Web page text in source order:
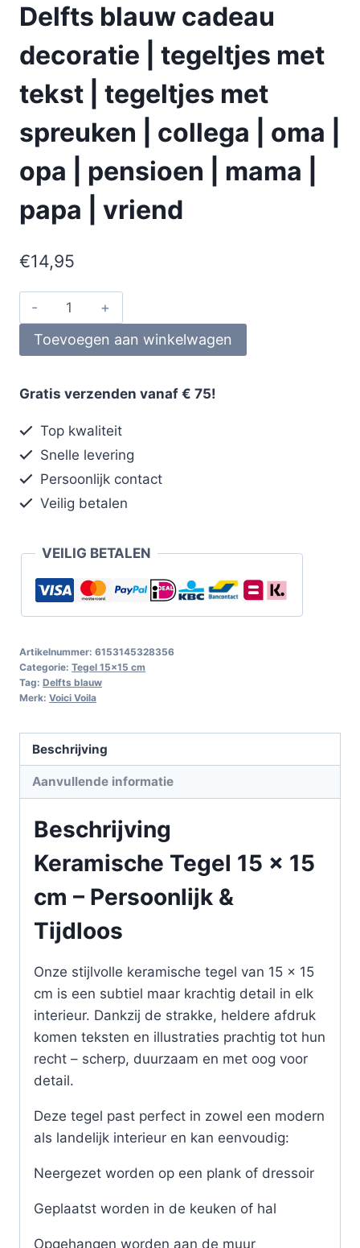
Delfts blauw cadeau
decoratie | tegeltjes met
tekst | tegeltjes met
spreuken | collega | oma |
opa | pensioen | mama |
papa | vriend
€14,95
Toevoegen aan winkelwagen
Gratis verzenden vanaf € 75!
Top kwaliteit
Snelle levering
Persoonlijk contact
Veilig betalen
VEILIG BETALEN
Artikelnummer: 6153145328356
Categorie: Tegel 15x15 cm
Tag: Delfts blauw
Merk: Voici Voila
Beschrijving
Aanvullende informatie
Beschrijving
Keramische Tegel 15 x 15
cm – Persoonlijk &
Tijdloos
Onze stijlvolle keramische tegel van 15 x 15
cm is een subtiel maar krachtig detail in elk
interieur. Dankzij de strakke, heldere afdruk
komen teksten en illustraties prachtig tot hun
recht – scherp, duurzaam en met oog voor
detail.
Deze tegel past perfect in zowel een modern
als landelijk interieur en kan eenvoudig:
Neergezet worden op een plank of dressoir
Geplaatst worden in de keuken of hal
Opgehangen worden aan de muur